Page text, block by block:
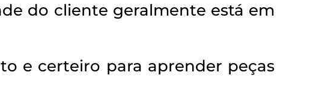
do cliente geralmente está em
e certeiro para aprender peças